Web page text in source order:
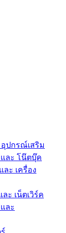
ปกรณ์เสริม
ละ โน๊ตบุ๊ค
ะ เครื่อง
ะ เน็ตเวิร์ค
ละ